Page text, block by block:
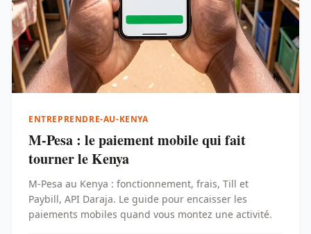
ENTREPRENDRE-AU-KENYA
M-Pesa : le paiement mobile qui fait
tourner le Kenya
M-Pesa au Kenya : fonctionnement, frais, Till et
Paybill, API Daraja. Le guide pour encaisser les
paiements mobiles quand vous montez une activité.